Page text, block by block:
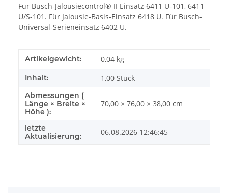
Für Busch-Jalousiecontrol® II Einsatz 6411 U-101, 6411
U/S-101. Für Jalousie-Basis-Einsatz 6418 U. Für Busch-
Universal-Serieneinsatz 6402 U.
Produkteigenschaft
Wert
Artikelgewicht: 0,04 kg
Inhalt: 1,00 Stück
Abmessungen (
Länge × Breite ×
Höhe ):
70,00 × 76,00 × 38,00 cm
letzte
Aktualisierung:
06.08.2026 12:46:45